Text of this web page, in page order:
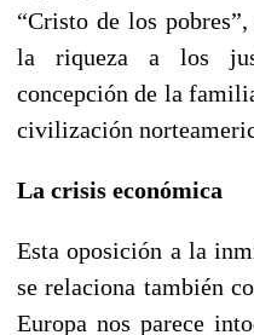
“Cristo de los
la riqueza a los
concepción de la
civilización
La crisis económica
Esta oposición a la
se relaciona también
Europa nos parece